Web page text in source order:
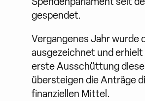
gespendet.
Vergangenes Jahr wurde
ausgezeichnet und erhielt
erste Ausschüttung
übersteigen die Anträge
finanziellen Mittel.